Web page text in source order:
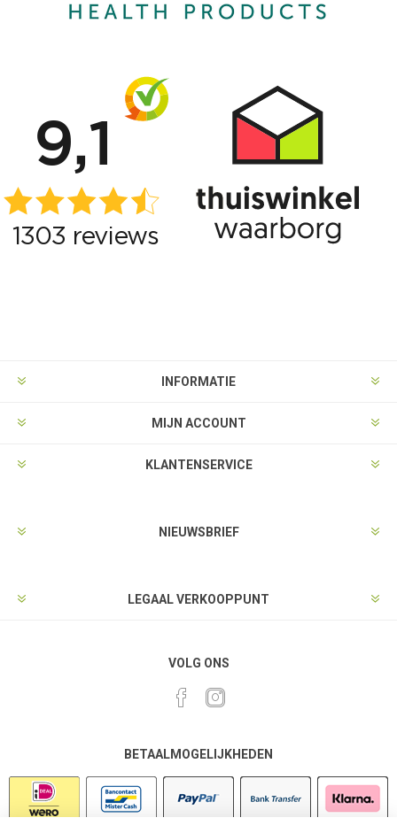
INFORMATIE
MIJN ACCOUNT
KLANTENSERVICE
NIEUWSBRIEF
LEGAAL VERKOOPPUNT
VOLG ONS
BETAALMOGELIJKHEDEN